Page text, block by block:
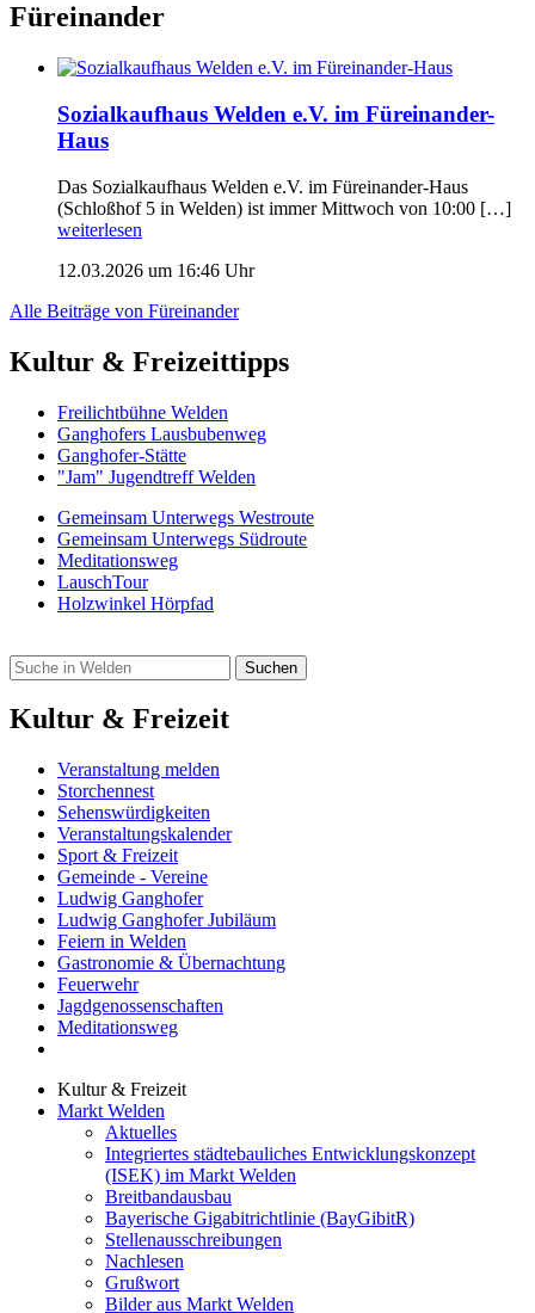
Füreinander
Sozialkaufhaus Welden e.V. im Füreinander-
Haus
Das Sozialkaufhaus Welden e.V. im Füreinander-Haus
(Schloßhof 5 in Welden) ist immer Mittwoch von 10:00 […]
weiterlesen
12.03.2026 um 16:46 Uhr
Alle Beiträge von Füreinander
Kultur & Freizeittipps
Freilicht­bühne Welden
Ganghofers Lausbubenweg
Ganghofer-Stätte
"Jam" Jugendtreff Welden
Gemeinsam Unterwegs Westroute
Gemeinsam Unterwegs Südroute
Meditationsweg
LauschTour
Holzwinkel Hörpfad
Kultur & Freizeit
Veranstaltung melden
Storchennest
Sehenswürdigkeiten
Veranstaltungskalender
Sport & Freizeit
Gemeinde - Vereine
Ludwig Ganghofer
Ludwig Ganghofer Jubiläum
Feiern in Welden
Gastronomie & Übernachtung
Feuerwehr
Jagdgenossenschaften
Meditationsweg
Kultur & Freizeit
Markt Welden
Aktuelles
Integriertes städtebauliches Entwicklungskonzept
(ISEK) im Markt Welden
Breitbandausbau
Bayerische Gigabitrichtlinie (BayGibitR)
Stellenausschreibungen
Nachlesen
Grußwort
Bilder aus Markt Welden